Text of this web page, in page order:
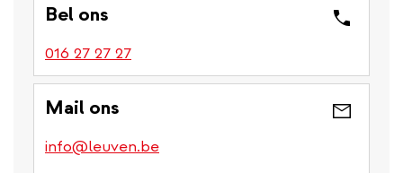
Bel ons
016 27 27 27
Mail ons
info@leuven.be